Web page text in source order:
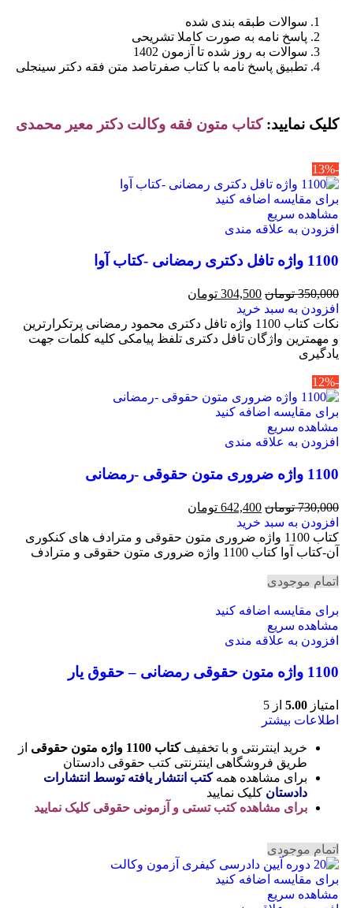
سوالات طبقه بندی شده
پاسخ نامه به صورت کاملا تشریحی
سوالات به روز شده تا آزمون 1402
تطبیق پاسخ نامه با کتاب صفرتاصد متن فقه دکتر سینجلی
کلیک نمایید: کتاب متون فقه وکالت دکتر معیر محمدی
-13%
برای مقایسه اضافه کنید
مشاهده سریع
افزودن به علاقه مندی
1100 واژه تافل دکتری رمضانی -کتاب آوا
350,000 تومان 304,500 تومان
افزودن به سبد خرید
نکات کتاب 1100 واژه تافل دکتری محمود رمضانی پرتکرارترین
و مهمترین واژگان تافل دکتری تلفظ پیامکی کلیه کلمات جهت
یادگیری
-12%
برای مقایسه اضافه کنید
مشاهده سریع
افزودن به علاقه مندی
1100 واژه ضروری متون حقوقی -رمضانی
730,000 تومان 642,400 تومان
افزودن به سبد خرید
کتاب 1100 واژه ضروری متون حقوقی و مترادف های کنکوری
آن-کتاب آوا کتاب 1100 واژه ضروری متون حقوقی و مترادف
اتمام موجودی
برای مقایسه اضافه کنید
مشاهده سریع
افزودن به علاقه مندی
1100 واژه متون حقوقی رمضانی – حقوق یار
امتیاز 5.00 از 5
اطلاعات بیشتر
خرید اینترنتی و با تخفیفکتاب 1100 واژه متون حقوقی
از
طریق فروشگاهی اینترنتی کتب حقوقی دادستان
برای مشاهده همهکتب انتشار یافته توسط انتشارات
دادستان کلیک نمایید
برای مشاهده کتب تستی و آزمونی حقوقی کلیک نمایید
اتمام موجودی
برای مقایسه اضافه کنید
مشاهده سریع